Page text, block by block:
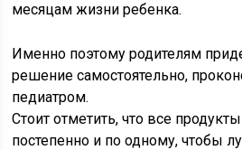
месяцам жизни ребенка.
Именно поэтому родителям
решение самостоятельно,
педиатром.
Стоит отметить, что все
постепенно и по одному, чтобы